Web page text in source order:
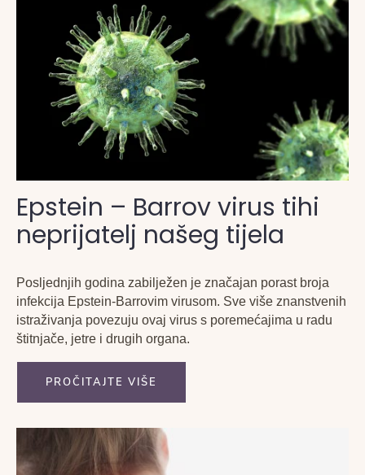
Epstein – Barrov virus tihi
neprijatelj našeg tijela
Posljednjih godina zabilježen je značajan porast broja
infekcija Epstein-Barrovim virusom. Sve više znanstvenih
istraživanja povezuju ovaj virus s poremećajima u radu
štitnjače, jetre i drugih organa.
PROČITAJTE VIŠE